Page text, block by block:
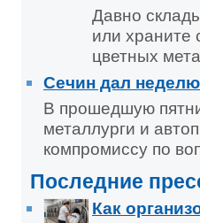
Давно
или храните
цветных
Сечин дал неделю
В прошедшую
металлурги и
компромиссу по
Последние
Как